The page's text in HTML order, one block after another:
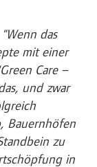
"Wenn das
mit einer
Care –
und zwar
Bauernhöfen
zu
in